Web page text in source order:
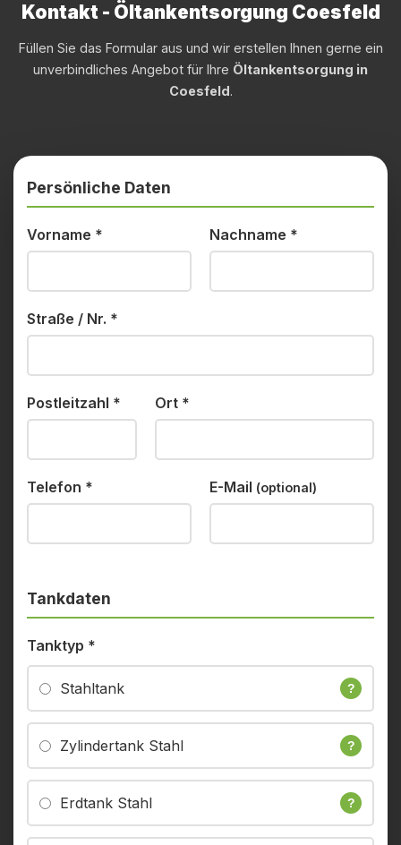
Kontakt - Öltankentsorgung Coesfeld
Füllen Sie das Formular aus und wir erstellen Ihnen gerne ein
unverbindliches Angebot für Ihre Öltankentsorgung in
Coesfeld.
Persönliche Daten
Vorname * Nachname *
Straße / Nr. *
Postleitzahl * Ort *
Telefon * E-Mail (optional)
Tankdaten
Tanktyp *
Stahltank ?
Zylindertank Stahl ?
Erdtank Stahl ?